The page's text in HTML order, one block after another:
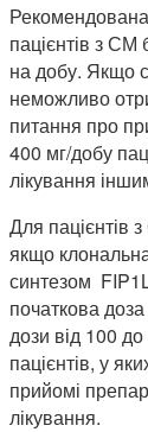
пацієнтів з СМ
на добу. Якщо
неможливо
питання про
400 мг/добу
лікування
Для пацієнтів
якщо
синтезом
початкова
дози від 100
пацієнтів, у
прийомі
лікування.